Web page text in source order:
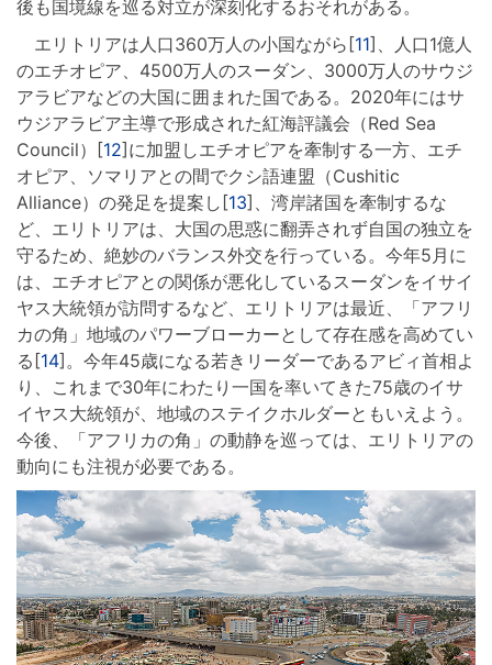
後も国境線を巡る対立が深刻化するおそれがある。
エリトリアは人口360万人の小国ながら[11]、人口1億人
のエチオピア、4500万人のスーダン、3000万人のサウジ
アラビアなどの大国に囲まれた国である。2020年にはサ
ウジアラビア主導で形成された紅海評議会（Red Sea
Council）[12]に加盟しエチオピアを牽制する一方、エチ
オピア、ソマリアとの間でクシ語連盟（Cushitic
Alliance）の発足を提案し[13]、湾岸諸国を牽制するな
ど、エリトリアは、大国の思惑に翻弄されず自国の独立を
守るため、絶妙のバランス外交を行っている。今年5月に
は、エチオピアとの関係が悪化しているスーダンをイサイ
ヤス大統領が訪問するなど、エリトリアは最近、「アフリ
カの角」地域のパワーブローカーとして存在感を高めてい
る[14]。今年45歳になる若きリーダーであるアビィ首相よ
り、これまで30年にわたり一国を率いてきた75歳のイサ
イヤス大統領が、地域のステイクホルダーともいえよう。
今後、「アフリカの角」の動静を巡っては、エリトリアの
動向にも注視が必要である。